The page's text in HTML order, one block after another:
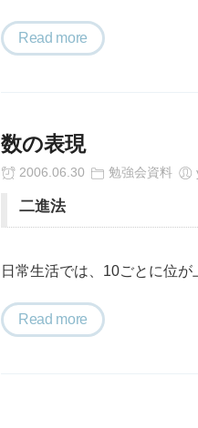
Read more
数の表現
2006.06.30 勉強会資料
二進法
日常生活では、10ごとに位が
Read more